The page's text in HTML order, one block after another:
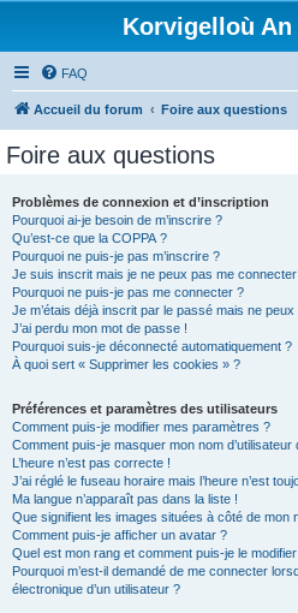
Korvigelloù An
FAQ
Accueil du forum Foire aux questions
Foire aux questions
Problèmes de connexion et d’inscription
Pourquoi ai-je besoin de m’inscrire ?
Qu’est-ce que la COPPA ?
Pourquoi ne puis-je pas m’inscrire ?
Je suis inscrit mais je ne peux pas me connecter
Pourquoi ne puis-je pas me connecter ?
Je m’étais déjà inscrit par le passé mais ne
J’ai perdu mon mot de passe !
Pourquoi suis-je déconnecté automatiquement ?
À quoi sert « Supprimer les cookies » ?
Préférences et paramètres des utilisateurs
Comment puis-je modifier mes paramètres ?
Comment puis-je masquer mon nom
L’heure n’est pas correcte !
J’ai réglé le fuseau horaire mais l’heure n’est
Ma langue n’apparaît pas dans la liste !
Que signifient les images situées à côté de mon
Comment puis-je afficher un avatar ?
Quel est mon rang et comment puis-je le
Pourquoi m’est-il demandé de me connecter
électronique d’un utilisateur ?